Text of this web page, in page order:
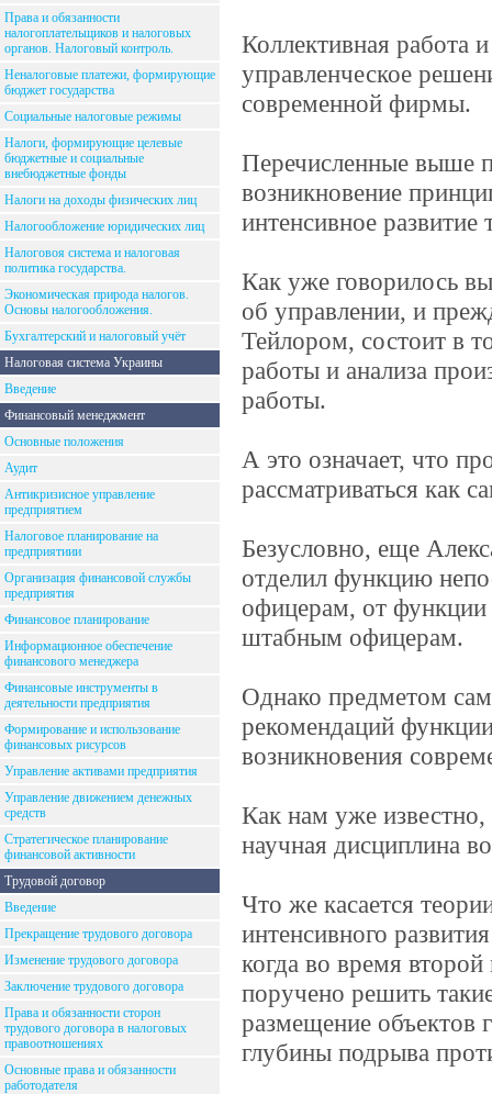
Права и обязанности
налогоплательщиков и налоговых
органов. Налоговый контроль.
Неналоговые платежи, формирующие
бюджет государства
Социальные налоговые режимы
Налоги, формирующие целевые
бюджетные и социальные
внебюджетные фонды
Налоги на доходы физических лиц
Налогообложение юридических лиц
Налоговоя система и налоговая
политика государства.
Экономическая природа налогов.
Основы налогообложения.
Бухгалтерский и налоговый учёт
Налоговая система Украины
Введение
Финансовый менеджмент
Основные положения
Аудит
Антикризисное управление
предприятием
Налоговое планирование на
предприятиии
Организация финансовой службы
предприятия
Финансовое планирование
Информационное обеспечение
финансового менеджера
Финансовые инструменты в
деятельности предприятия
Формирование и использование
финансовых рисурсов
Управление активами предприятия
Управление движением денежных
средств
Стратегическое планирование
финансовой активности
Трудовой договор
Введение
Прекращение трудового договора
Изменение трудового договора
Заключение трудового договора
Права и обязанности сторон
трудового договора в налоговых
правоотношениях
Основные права и обязанности
работодателя
Коллективная работа
управленческое
современной фирмы.
Перечисленные выше
возникновение
интенсивное
Как уже говорилось
об управлении, и
Тейлором, состоит в
работы и анализа
работы.
А это означает, что
рассматриваться как
Безусловно, еще
отделил функцию
офицерам, от функции
штабным офицерам.
Однако предметом
рекомендаций
возникновения
Как нам уже известно,
научная дисциплина
Что же касается
интенсивного
когда во время
поручено решить
размещение объектов
глубины подрыва